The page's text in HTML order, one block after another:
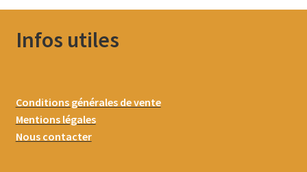
Infos utiles
Conditions générales de vente
Mentions légales
Nous contacter